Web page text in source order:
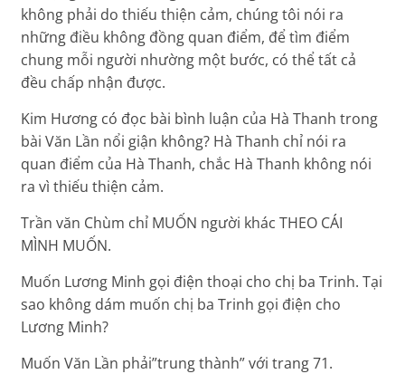
không phải do thiếu thiện cảm, chúng tôi nói ra
những điều không đồng quan điểm, để tìm điểm
chung mỗi người nhường một bước, có thể tất cả
đều chấp nhận được.
Kim Hương có đọc bài bình luận của Hà Thanh trong
bài Văn Lần nổi giận không? Hà Thanh chỉ nói ra
quan điểm của Hà Thanh, chắc Hà Thanh không nói
ra vì thiếu thiện cảm.
Trần văn Chùm chỉ MUỐN người khác THEO CÁI
MÌNH MUỐN.
Muốn Lương Minh gọi điện thoại cho chị ba Trinh. Tại
sao không dám muốn chị ba Trinh gọi điện cho
Lương Minh?
Muốn Văn Lần phải”trung thành” với trang 71.